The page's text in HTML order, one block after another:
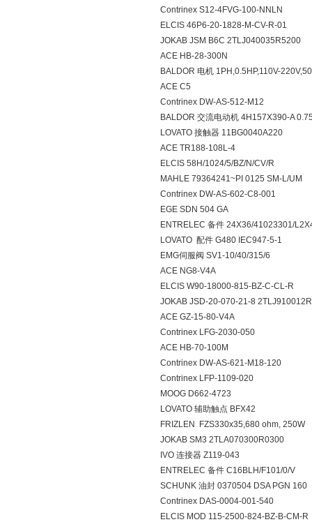
Contrinex S12-4FVG-100-NNLN
ELCIS 46P6-20-1828-M-CV-R-01
JOKAB JSM B6C 2TLJ040035R5200
ACE HB-28-300N
BALDOR 电机 1PH,0.5HP,110V-
ACE C5
Contrinex DW-AS-512-M12
BALDOR 交流电动机 4H157X390-A
LOVATO 接触器 11BG0040A220
ACE TR188-108L-4
ELCIS 58H/1024/5/BZ/N/CV/R
MAHLE 79364241~PI 0125 SM-L/UM
Contrinex DW-AS-602-C8-001
EGE SDN 504 GA
ENTRELEC 备件 24X36/41023301/
LOVATO 配件 G480 IEC947-5-1
EMG伺服阀 SV1-10/40/315/6
ACE NG8-V4A
ELCIS W90-18000-815-BZ-C-CL-R
JOKAB JSD-20-070-21-8
ACE GZ-15-80-V4A
Contrinex LFG-2030-050
ACE HB-70-100M
Contrinex DW-AS-621-M18-120
Contrinex LFP-1109-020
MOOG D662-4723
LOVATO 辅助触点 BFX42
FRIZLEN FZS330x35,680 ohm, 250W
JOKAB SM3 2TLA070300R0300
IVO 连接器 Z119-043
ENTRELEC 备件 C16BLH/F101/0/V
SCHUNK 油封 0370504 DSA PGN 160
Contrinex DAS-0004-001-540
ELCIS MOD 115-2500-824-BZ-B-CM-R